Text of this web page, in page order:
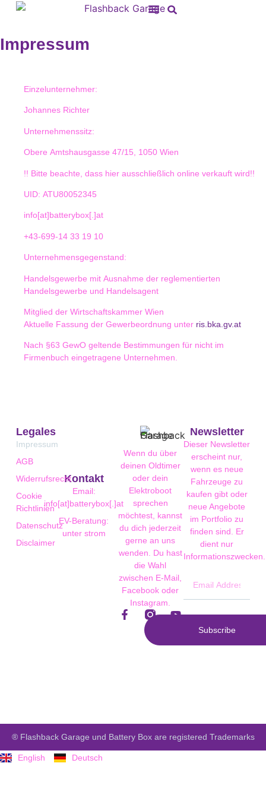
Impressum
Einzelunternehmer:
Johannes Richter
Unternehmenssitz:
Obere Amtshausgasse 47/15, 1050 Wien
!! Bitte beachte, dass hier ausschließlich online verkauft wird!!
UID: ATU80052345
info[at]batterybox[.]at
+43-699-14 33 19 10
Unternehmensgegenstand:
Handelsgewerbe mit Ausnahme der reglementierten
Handelsgewerbe und Handelsagent
Mitglied der Wirtschaftskammer Wien
Aktuelle Fassung der Gewerbeordnung unter ris.bka.gv.at
Nach §63 GewO geltende Bestimmungen für nicht im
Firmenbuch eingetragene Unternehmen.
Wenn du über
deinen Oldtimer
oder dein
Elektroboot
sprechen
möchtest, kannst
du dich jederzeit
gerne an uns
wenden. Du hast
die Wahl
zwischen E-Mail,
Facebook oder
Instagram.
Legales
Impressum
AGB
Widerrufsrecht
Cookie
Richtlinien
Datenschutz
Disclaimer
Kontakt
Email:
info[at]batterybox[.]at
EV-Beratung:
unter strom
Newsletter
Dieser Newsletter
erscheint nur,
wenn es neue
Fahrzeuge zu
kaufen gibt oder
neue Angebote
im Portfolio zu
finden sind. Er
dient nur
Informationszwecken.
Subscribe
® Flashback Garage und Battery Box are registered Trademarks
English Deutsch